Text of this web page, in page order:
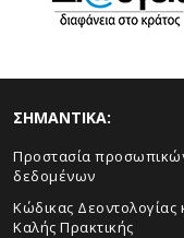
ΣHMANTIKA:
Προστασία
δεδομένων
Κώδικας Δεοντολογίας
Καλής Πρακτικής